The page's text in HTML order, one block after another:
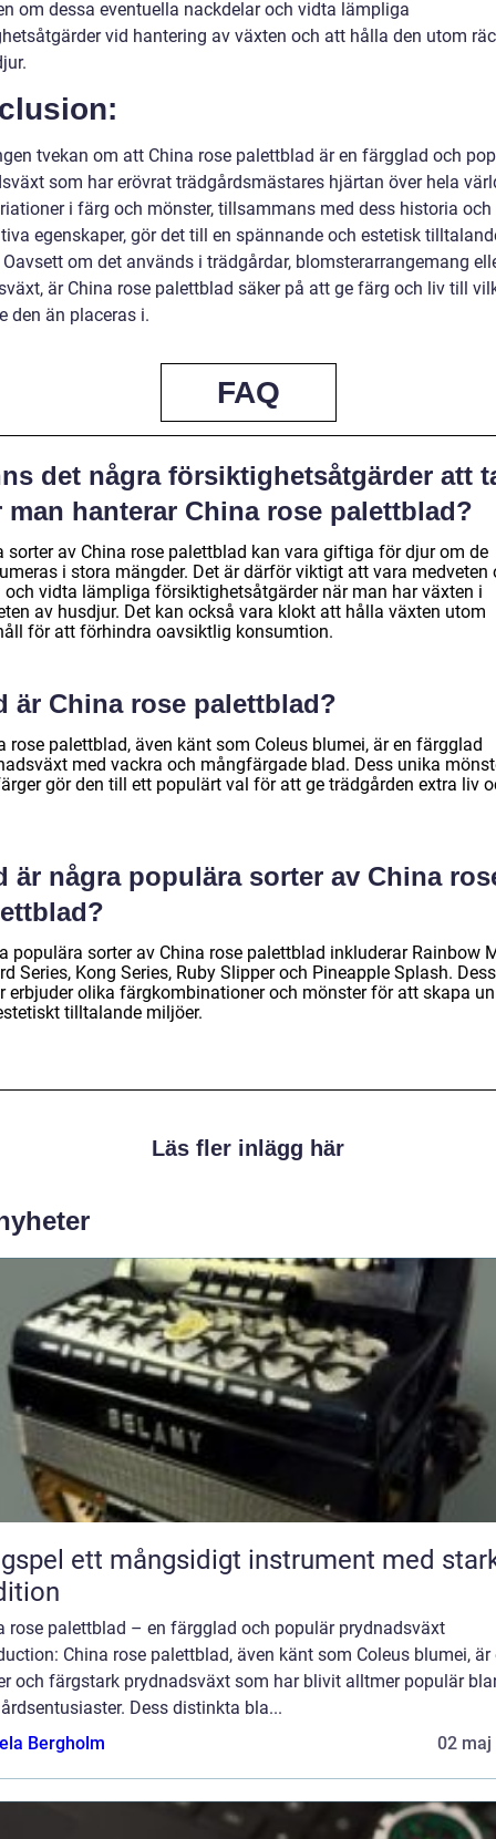
om dessa eventuella nackdelar och vidta lämpliga
vid hantering av växten och att hålla den utom
tvekan om att China rose palettblad är en färgglad och
som har erövrat trädgårdsmästares hjärtan över hela
i färg och mönster, tillsammans med dess historia och
egenskaper, gör det till en spännande och estetisk
om det används i trädgårdar, blomsterarrangemang
är China rose palettblad säker på att ge färg och liv till
den än placeras i.
FAQ
det några försiktighetsåtgärder att
man hanterar China rose palettblad?
sorter av China rose palettblad kan vara giftiga för djur om de
i stora mängder. Det är därför viktigt att vara medveten
och vidta lämpliga försiktighetsåtgärder när man har växten i
av husdjur. Det kan också vara klokt att hålla växten utom
för att förhindra oavsiktlig konsumtion.
är China rose palettblad?
rose palettblad, även känt som Coleus blumei, är en färgglad
med vackra och mångfärgade blad. Dess unika
gör den till ett populärt val för att ge trädgården extra liv
är några populära sorter av China
populära sorter av China rose palettblad inkluderar Rainbow
Series, Kong Series, Ruby Slipper och Pineapple Splash.
erbjuder olika färgkombinationer och mönster för att skapa
tilltalande miljöer.
Läs fler inlägg här
instrument med stark
rose palettblad – en färgglad och populär prydnadsväxt
China rose palettblad, även känt som Coleus blumei, är
och färgstark prydnadsväxt som har blivit alltmer populär
Dess distinkta bla...
Bergholm
02 maj